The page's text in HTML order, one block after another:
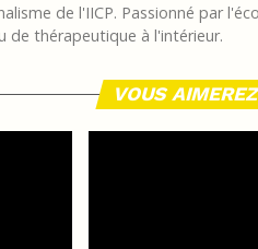
de l'IICP. Passionné par
de thérapeutique à l'intérieur.
VOUS